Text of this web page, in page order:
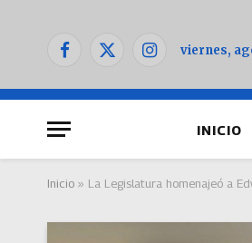
Facebook
X
Instagram
viernes,
INICIO
Inicio » La Legislatura homenajeó a